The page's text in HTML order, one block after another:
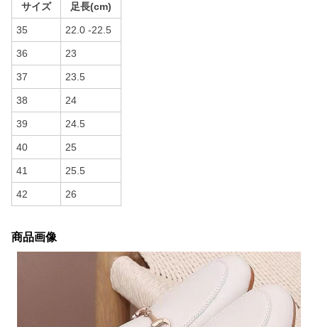
サイズ 足長(cm)
35 22.0 -22.5
36 23
37 23.5
38 24
39 24.5
40 25
41 25.5
42 26
商品画像